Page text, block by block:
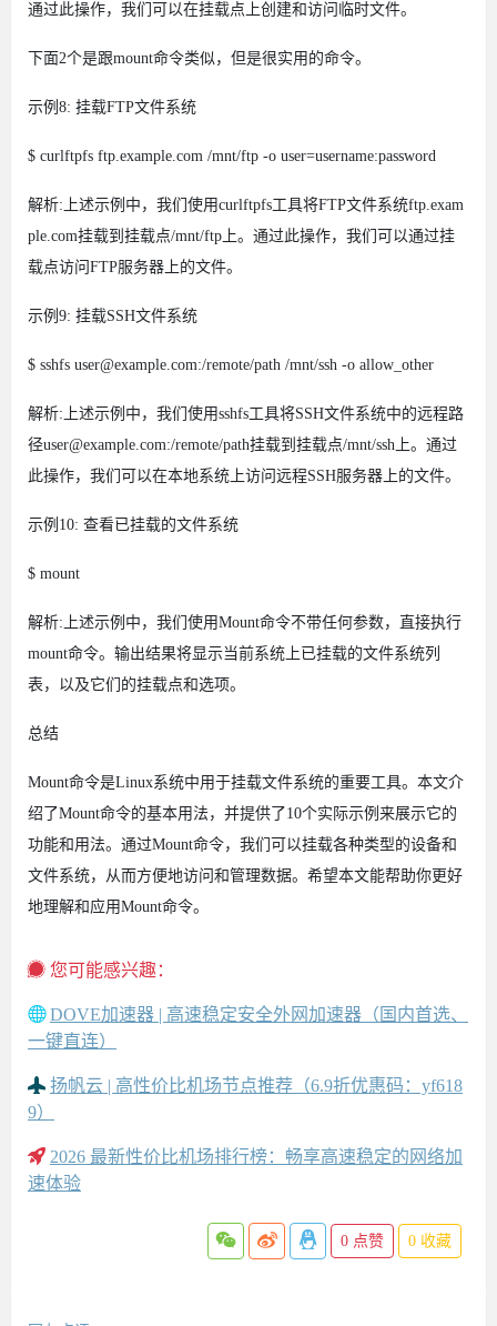
通过此操作，我们可以在挂载点上创建和访问临时文件。
下面2个是跟mount命令类似，但是很实用的命令。
示例8: 挂载FTP文件系统
$ curlftpfs ftp.example.com /mnt/ftp -o user=username:password
解析:上述示例中，我们使用curlftpfs工具将FTP文件系统ftp.exam
ple.com挂载到挂载点/mnt/ftp上。通过此操作，我们可以通过挂
载点访问FTP服务器上的文件。
示例9: 挂载SSH文件系统
$ sshfs user@example.com:/remote/path /mnt/ssh -o allow_other
解析:上述示例中，我们使用sshfs工具将SSH文件系统中的远程路
径user@example.com:/remote/path挂载到挂载点/mnt/ssh上。通过
此操作，我们可以在本地系统上访问远程SSH服务器上的文件。
示例10: 查看已挂载的文件系统
$ mount
解析:上述示例中，我们使用Mount命令不带任何参数，直接执行
mount命令。输出结果将显示当前系统上已挂载的文件系统列
表，以及它们的挂载点和选项。
总结
Mount命令是Linux系统中用于挂载文件系统的重要工具。本文介
绍了Mount命令的基本用法，并提供了10个实际示例来展示它的
功能和用法。通过Mount命令，我们可以挂载各种类型的设备和
文件系统，从而方便地访问和管理数据。希望本文能帮助你更好
地理解和应用Mount命令。
您可能感兴趣：
DOVE加速器 | 高速稳定安全外网加速器（国内首选、
一键直连）
扬帆云 | 高性价比机场节点推荐（6.9折优惠码：yf618
9）
2026 最新性价比机场排行榜：畅享高速稳定的网络加
速体验
0 点赞 0 收藏